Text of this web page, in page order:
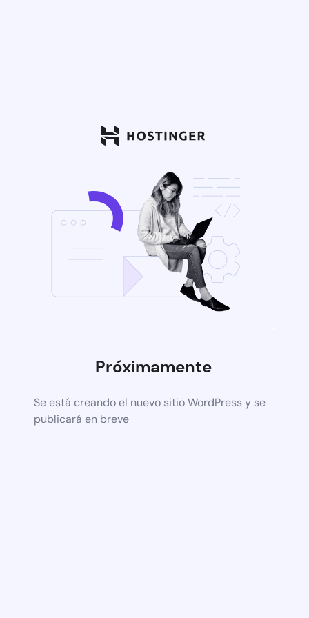
Próximamente
Se está creando el nuevo sitio WordPress y se
publicará en breve